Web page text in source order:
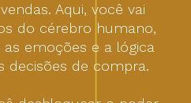
Aqui, você vai
do cérebro humano,
emoções e a lógica
decisões de compra.